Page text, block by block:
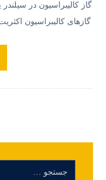
گاز کالیبراسیون در
گازهای کالیبراسیون